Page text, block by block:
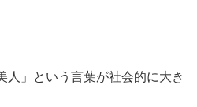
人」という言葉が社会的に大き